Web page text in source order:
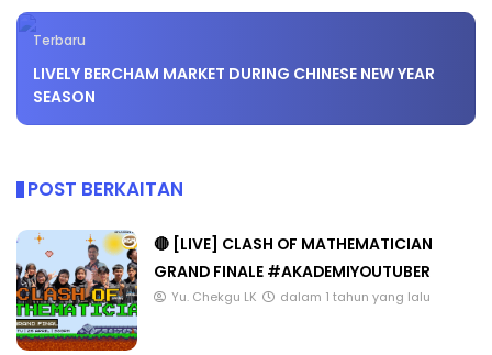
Terbaru
LIVELY BERCHAM MARKET DURING CHINESE NEW YEAR
SEASON
POST BERKAITAN
🔴 [LIVE] CLASH OF MATHEMATICIAN
GRAND FINALE #AKADEMIYOUTUBER
Yu. Chekgu LK dalam 1 tahun yang lalu